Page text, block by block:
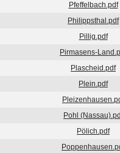
Pfeffelbach.pdf
Philippsthal.pdf
Pillig.pdf
Pirmasens-
Plascheid.pdf
Plein.pdf
Pohl
Pölich.pdf